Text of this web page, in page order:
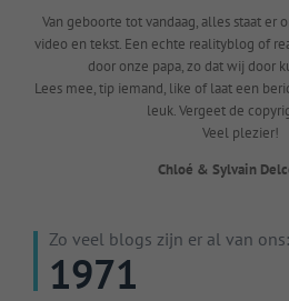
Van geboorte tot vandaag, alles staat er
video en tekst. Een echte realityblog of
door onze papa, zo dat wij door
Lees mee, tip iemand, like of laat een
leuk. Vergeet de
Veel plezier!
Chloé & Sylvain
Zo veel blogs zijn er al van ons:
1971